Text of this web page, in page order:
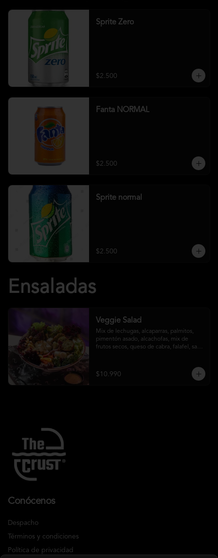
Sprite Zero
$2.500
Fanta NORMAL
$2.500
Sprite normal
$2.500
Ensaladas
Veggie Salad
Mix de lechugas, alcaparras, palmitos,
pimentón asado, alcachofas, mix de
frutos secos, queso de cabra, falafel, salsa
$10.990
Conócenos
Despacho
Términos y condiciones
Política de privacidad